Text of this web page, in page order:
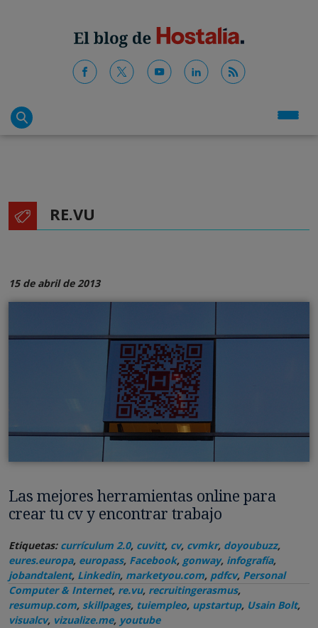
RE.VU
15 de abril de 2013
Las mejores herramientas online para
crear tu cv y encontrar trabajo
Etiquetas: currículum 2.0, cuvitt, cv, cvmkr, doyoubuzz,
eures.europa, europass, Facebook, gonway, infografía,
jobandtalent, Linkedin, marketyou.com, pdfcv, Personal
Computer & Internet, re.vu, recruitingerasmus,
resumup.com, skillpages, tuiempleo, upstartup, Usain Bolt,
visualcv, vizualize.me, youtube